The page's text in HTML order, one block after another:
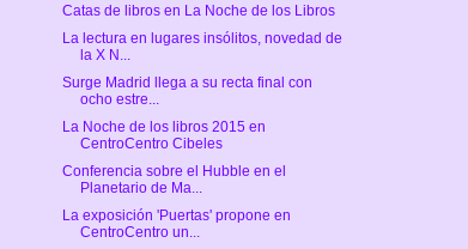
Catas de libros en La Noche de los Libros
La lectura en lugares insólitos, novedad de
la X N...
Surge Madrid llega a su recta final con
ocho estre...
La Noche de los libros 2015 en
CentroCentro Cibeles
Conferencia sobre el Hubble en el
Planetario de Ma...
La exposición 'Puertas' propone en
CentroCentro un...